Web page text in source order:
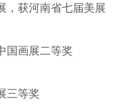
，获河南省七届美展
中国画展二等奖
届美展三等奖